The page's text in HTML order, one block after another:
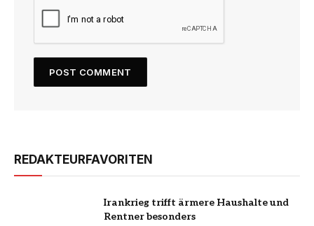
REDAKTEURFAVORITEN
Irankrieg trifft ärmere Haushalte und
Rentner besonders